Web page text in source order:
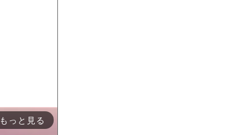
もっと見る